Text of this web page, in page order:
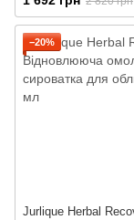
−20%
Jurlique Herbal